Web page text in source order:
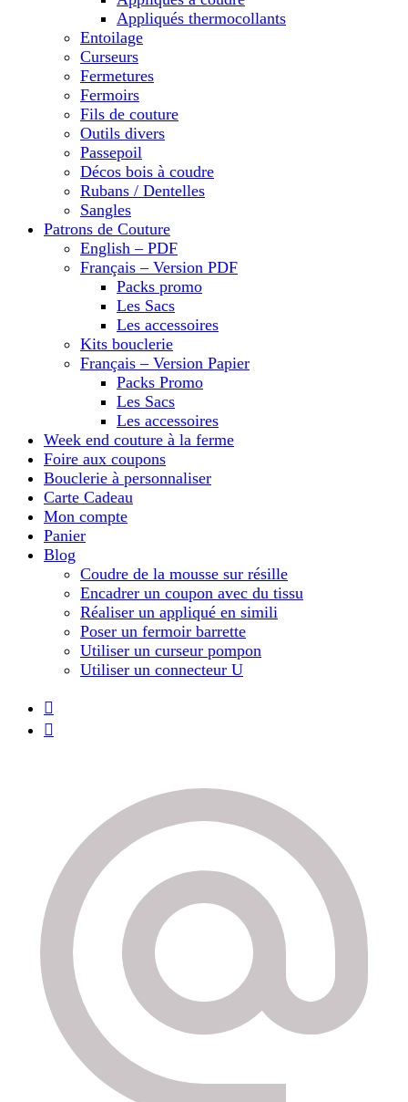
Appliqués thermocollants
Entoilage
Curseurs
Fermetures
Fermoirs
Fils de couture
Outils divers
Passepoil
Décos bois à coudre
Rubans / Dentelles
Sangles
Patrons de Couture
English – PDF
Français – Version PDF
Packs promo
Les Sacs
Les accessoires
Kits bouclerie
Français – Version Papier
Packs Promo
Les Sacs
Les accessoires
Week end couture à la ferme
Foire aux coupons
Bouclerie à personnaliser
Carte Cadeau
Mon compte
Panier
Blog
Coudre de la mousse sur résille
Encadrer un coupon avec du tissu
Réaliser un appliqué en simili
Poser un fermoir barrette
Utiliser un curseur pompon
Utiliser un connecteur U